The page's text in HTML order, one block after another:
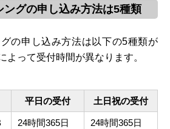
ングの申し込み方法は5種類
の申し込み方法は以下の5種類が
よって受付時間が異なります。
平日の受付 土日祝の受付
24時間365日 24時間365日